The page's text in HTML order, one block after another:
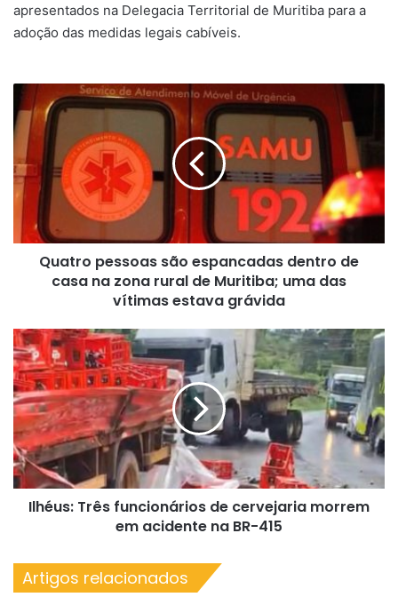
apresentados na Delegacia Territorial de Muritiba para a
adoção das medidas legais cabíveis.
Quatro
pessoas
são
espancadas
dentro
de
zona
das
vítimas
estava
grávida
Quatro pessoas são espancadas dentro de
casa na zona rural de Muritiba; uma das
vítimas estava grávida
Ilhéus:
Três
funcionários
de
cervejaria
morrem
em
acidente
na
BR-Ilhéus: Três funcionários de cervejaria morrem
em acidente na BR-415
Artigos relacionados